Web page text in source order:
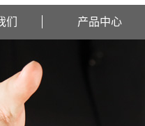
们 产品中心